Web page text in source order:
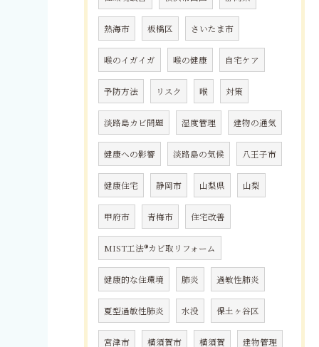
熱海市 板橋区 さいたま市
喉のイガイガ 喉の健康 自宅ケア
予防方法 リスク 喉 対策
淡路島カビ問題 湿度管理 建物の通気
健康への影響 淡路島の気候 八王子市
健康住宅 静岡市 山梨県 山梨
甲府市 青梅市 住宅改善
MIST工法®カビ取リフォーム
健康的な住環境 肺炎 過敏性肺炎
夏型過敏性肺炎 水没 保土ヶ谷区
宮津市 横須賀市 横須賀 建物管理